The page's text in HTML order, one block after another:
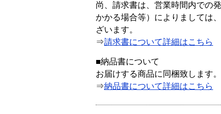
尚、請求書は、営業時間内での
かかる場合等）によりましては
ざいます。
⇒請求書について詳細はこちら
■納品書について
お届けする商品に同梱致します。
⇒納品書について詳細はこちら